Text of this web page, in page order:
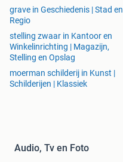
grave in Geschiedenis | Stad en
Regio
stelling zwaar in Kantoor en
Winkelinrichting | Magazijn,
Stelling en Opslag
moerman schilderij in Kunst |
Schilderijen | Klassiek
Audio, Tv en Foto